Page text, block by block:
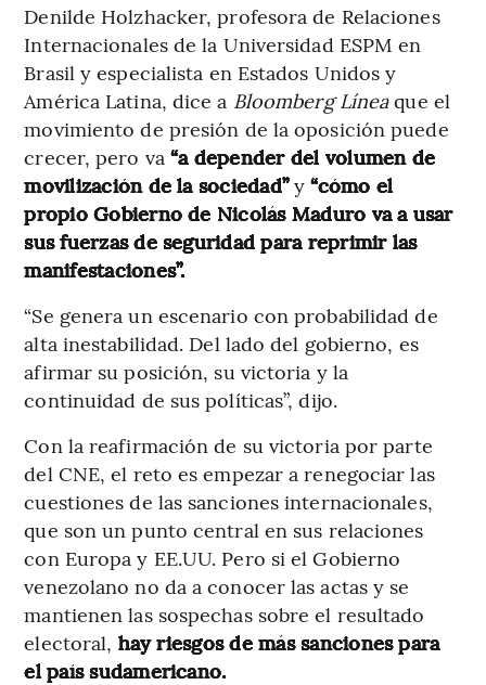
Denilde Holzhacker, profesora de Relaciones
Internacionales de la Universidad ESPM en
Brasil y especialista en Estados Unidos y
América Latina, dice a Bloomberg Líneaque el
movimiento de presión de la oposición puede
crecer, pero va “a depender del volumen de
movilización de la sociedad”y“cómo el
propio Gobierno de Nicolás Maduro va a usar
sus fuerzas de seguridad para reprimir las
manifestaciones”.
“Se genera un escenario con probabilidad de
alta inestabilidad. Del lado del gobierno, es
afirmar su posición, su victoria y la
continuidad de sus políticas”, dijo.
Con la reafirmación de su victoria por parte
del CNE, el reto es empezar a renegociar las
cuestiones de las sanciones internacionales,
que son un punto central en sus relaciones
con Europa y EE.UU. Pero si el Gobierno
venezolano no da a conocer las actas y se
mantienen las sospechas sobre el resultado
electoral, hay riesgos de más sanciones para
el país sudamericano.